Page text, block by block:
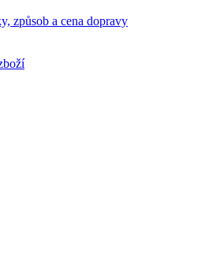
způsob a cena dopravy